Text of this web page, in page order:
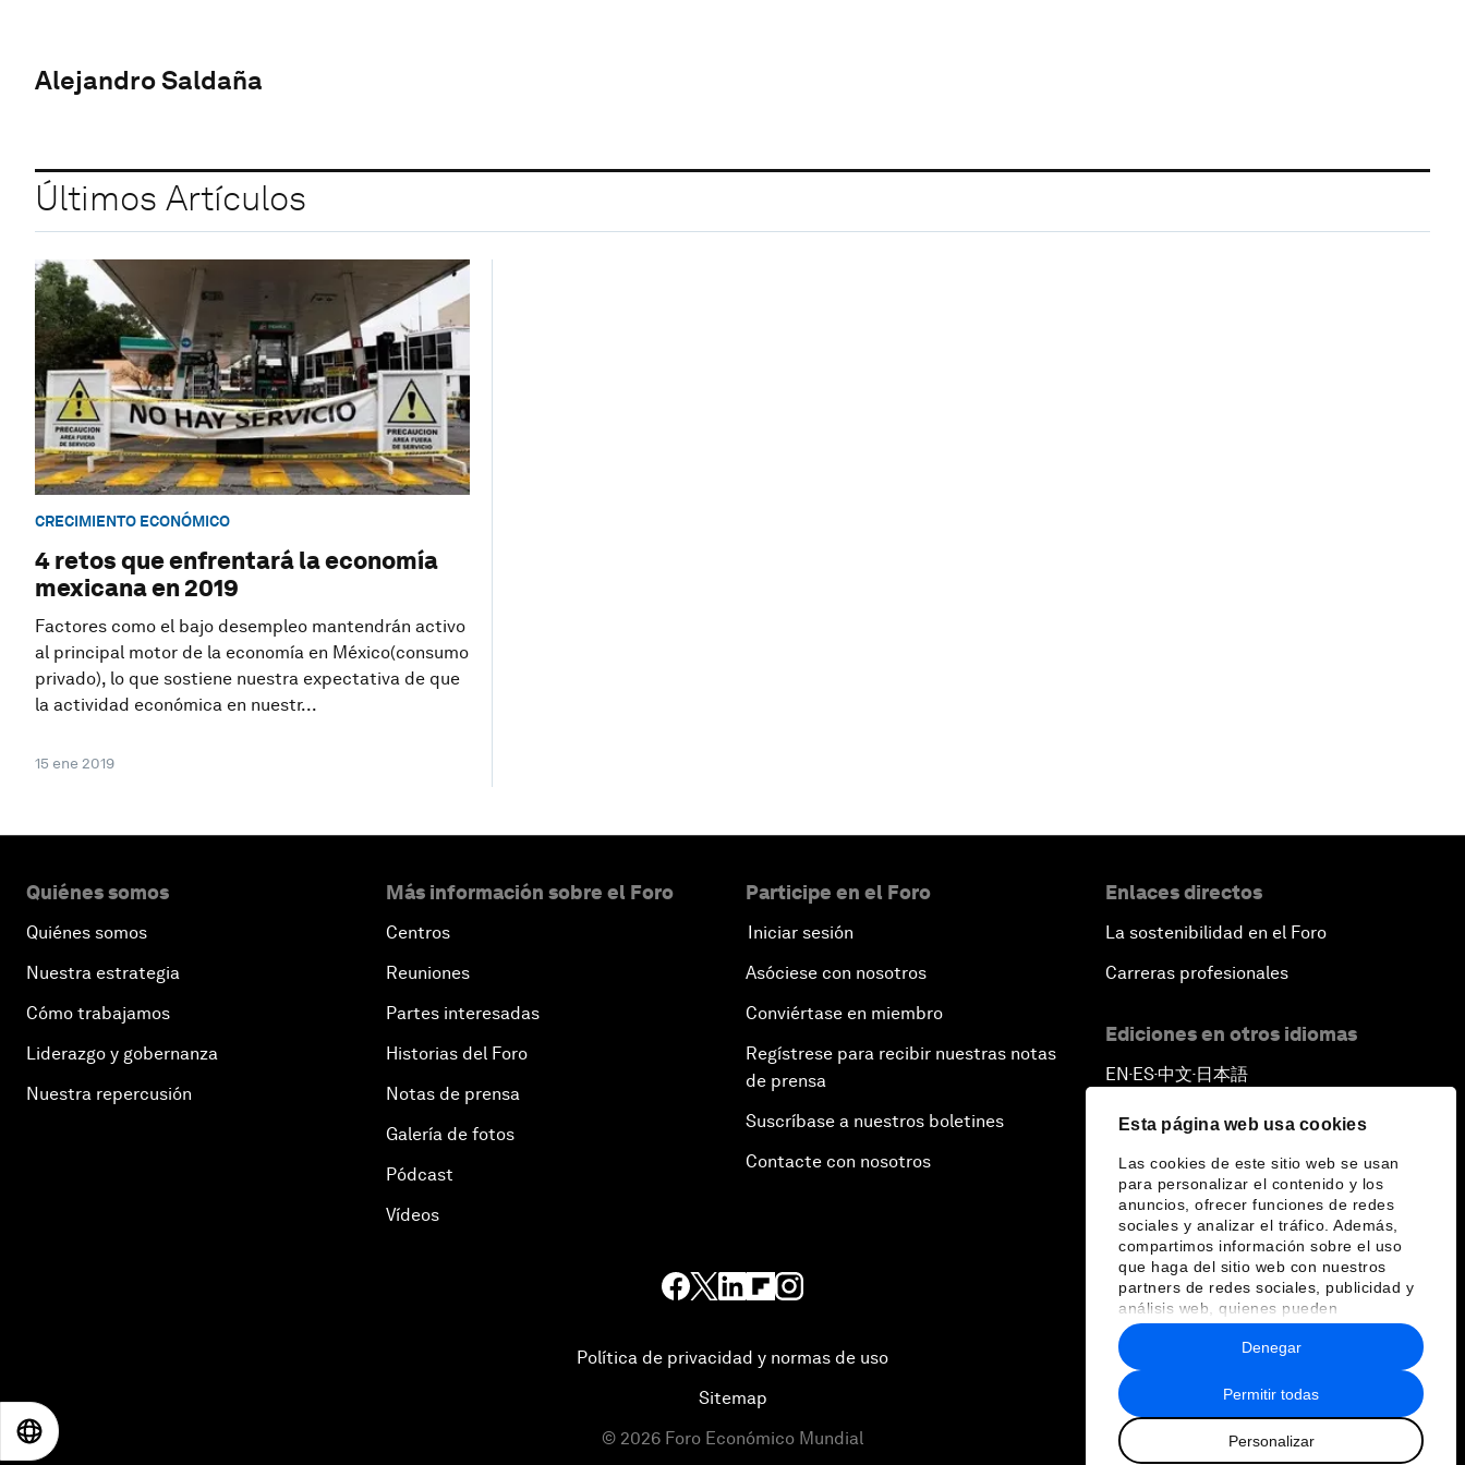
Esta página web usa cookies
Las cookies de este sitio web se usan
para personalizar el contenido y los
anuncios, ofrecer funciones de redes
sociales y analizar el tráfico. Además,
compartimos información sobre el uso
que haga del sitio web con nuestros
partners de redes sociales, publicidad y
análisis web, quienes pueden
combinarla con otra información que les
haya proporcionado o que hayan
recopilado a partir del uso que haya
hecho de sus servicios.
Permitir todas
Personalizar
Denegar
Alejandro Saldaña
Últimos Artículos
CRECIMIENTO ECONÓMICO
4 retos que enfrentará la economía
mexicana en 2019
Factores como el bajo desempleo mantendrán activo
al principal motor de la economía en México(consumo
privado), lo que sostiene nuestra expectativa de que
la actividad económica en nuestr...
15 ene 2019
Quiénes somos
Quiénes somos
Nuestra estrategia
Cómo trabajamos
Liderazgo y gobernanza
Nuestra repercusión
Más información sobre el Foro
Centros
Reuniones
Partes interesadas
Historias del Foro
Notas de prensa
Galería de fotos
Pódcast
Vídeos
Participe en el Foro
Iniciar sesión
Asóciese con nosotros
Conviértase en miembro
Regístrese para recibir nuestras notas
de prensa
Suscríbase a nuestros boletines
Contacte con nosotros
Enlaces directos
La sostenibilidad en el Foro
Carreras profesionales
Ediciones en otros idiomas
EN ▪ ES▪中文▪ 日本語
Política de privacidad y normas de uso
Sitemap
© 2026 Foro Económico Mundial